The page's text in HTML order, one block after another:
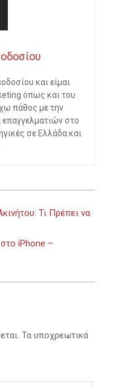
και είμαι
όπως και του
πάθος με την
επαγγελματιών στο
σε Ελλάδα και
Τι Πρέπει να
iPhone –
Τα υποχρεωτικά